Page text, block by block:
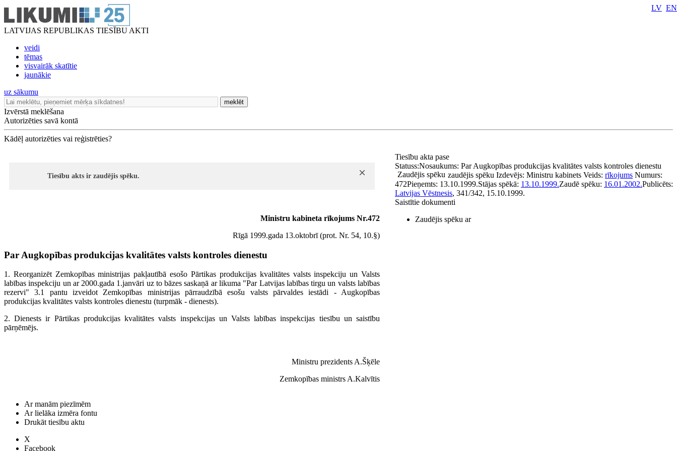
LATVIJAS REPUBLIKAS TIESĪBU AKTI
veidi
tēmas
visvairāk skatītie
jaunākie
LV EN
uz sākumu
meklēt
Izvērstā meklēšana
Autorizēties savā kontā
Kādēļ autorizēties vai reģistrēties?
Tiesību akts ir zaudējis spēku.
Ministru kabineta rīkojums Nr.472
Rīgā 1999.gada 13.oktobrī (prot. Nr. 54, 10.§)
Par Augkopības produkcijas kvalitātes valsts kontroles dienestu
1. Reorganizēt Zemkopības ministrijas pakļautībā esošo Pārtikas produkcijas kvalitātes valsts inspekciju un Valsts
labības inspekciju un ar 2000.gada 1.janvāri uz to bāzes saskaņā ar likuma "Par Latvijas labības tirgu un valsts labības
rezervi" 3.1 pantu izveidot Zemkopības ministrijas pārraudzībā esošu valsts pārvaldes iestādi - Augkopības
produkcijas kvalitātes valsts kontroles dienestu (turpmāk - dienests).
2. Dienests ir Pārtikas produkcijas kvalitātes valsts inspekcijas un Valsts labības inspekcijas tiesību un saistību
pārņēmējs.
Ministru prezidents A.Šķēle
Zemkopības ministrs A.Kalvītis
Tiesību akta pase
Nosaukums: Par Augkopības produkcijas kvalitātes valsts kontroles dienestu
Statuss:
Zaudējis spēku zaudējis spēku Izdevējs: Ministru kabinets Veids: rīkojums Numurs:
472Pieņemts: 13.10.1999.Stājas spēkā: 13.10.1999.Zaudē spēku: 16.01.2002.Publicēts:
Latvijas Vēstnesis, 341/342, 15.10.1999.
Saistītie dokumenti
Zaudējis spēku ar
Ar manām piezīmēm
Ar lielāka izmēra fontu
Drukāt tiesību aktu
X
Facebook